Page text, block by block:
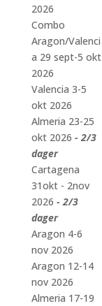
2026
Combo
Aragon/Valenci
a 29 sept-5 okt
2026
Valencia 3-5
okt 2026
Almeria 23-25
okt 2026 - 2/3
dager
Cartagena
31okt - 2nov
2026 - 2/3
dager
Aragon 4-6
nov 2026
Aragon 12-14
nov 2026
Almeria 17-19